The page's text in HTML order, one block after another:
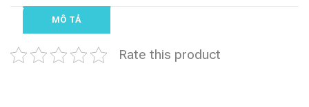
MÔ TẢ
Rate this product